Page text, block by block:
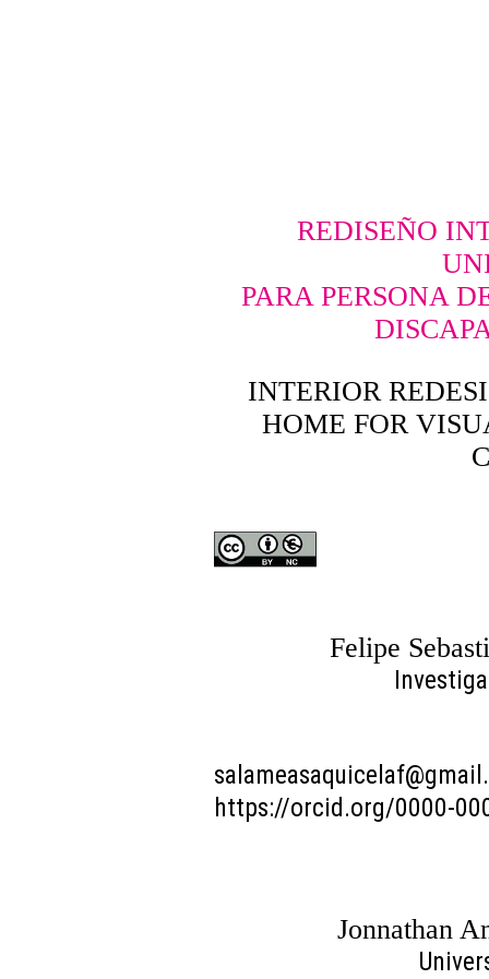
REDISEÑO
PARA PERSONA
INTERIOR
HOME FOR
Felipe
https://orcid.org/0000-
Jonnathan